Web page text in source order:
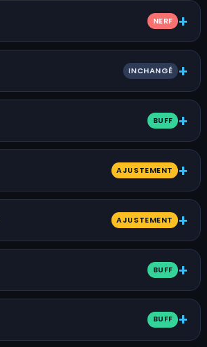
NERF
INCHANGÉ
BUFF
AJUSTEMENT
AJUSTEMENT
BUFF
BUFF